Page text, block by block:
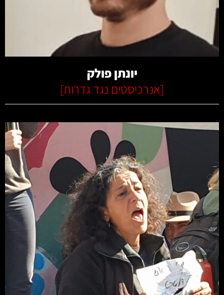
קרא עוד
יונתן פולק
[אנרכיסטים נגד גדרות]
קרא עוד